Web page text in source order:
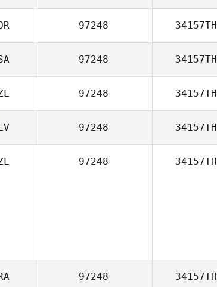
97248 34157TH
97248 34157TH
97248 34157TH
97248 34157TH
97248 34157TH
97248 34157TH